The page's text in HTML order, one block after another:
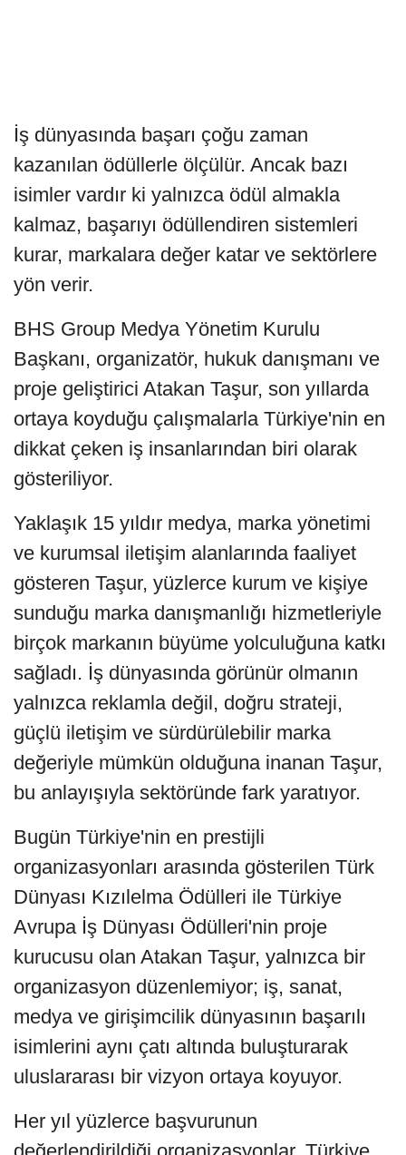
İş dünyasında başarı çoğu zaman
kazanılan ödüllerle ölçülür. Ancak bazı
isimler vardır ki yalnızca ödül almakla
kalmaz, başarıyı ödüllendiren sistemleri
kurar, markalara değer katar ve sektörlere
yön verir.
BHS Group Medya Yönetim Kurulu
Başkanı, organizatör, hukuk danışmanı ve
proje geliştirici Atakan Taşur, son yıllarda
ortaya koyduğu çalışmalarla Türkiye'nin en
dikkat çeken iş insanlarından biri olarak
gösteriliyor.
Yaklaşık 15 yıldır medya, marka yönetimi
ve kurumsal iletişim alanlarında faaliyet
gösteren Taşur, yüzlerce kurum ve kişiye
sunduğu marka danışmanlığı hizmetleriyle
birçok markanın büyüme yolculuğuna katkı
sağladı. İş dünyasında görünür olmanın
yalnızca reklamla değil, doğru strateji,
güçlü iletişim ve sürdürülebilir marka
değeriyle mümkün olduğuna inanan Taşur,
bu anlayışıyla sektöründe fark yaratıyor.
Bugün Türkiye'nin en prestijli
organizasyonları arasında gösterilen Türk
Dünyası Kızılelma Ödülleri ile Türkiye
Avrupa İş Dünyası Ödülleri'nin proje
kurucusu olan Atakan Taşur, yalnızca bir
organizasyon düzenlemiyor; iş, sanat,
medya ve girişimcilik dünyasının başarılı
isimlerini aynı çatı altında buluşturarak
uluslararası bir vizyon ortaya koyuyor.
Her yıl yüzlerce başvurunun